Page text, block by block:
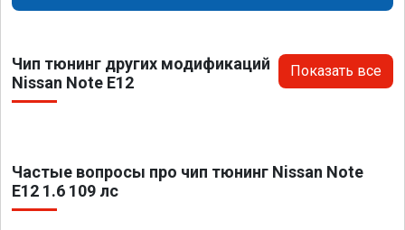
Чип тюнинг других модификаций
Nissan Note E12
Показать все
Частые вопросы про чип тюнинг Nissan Note
E12 1.6 109 лс